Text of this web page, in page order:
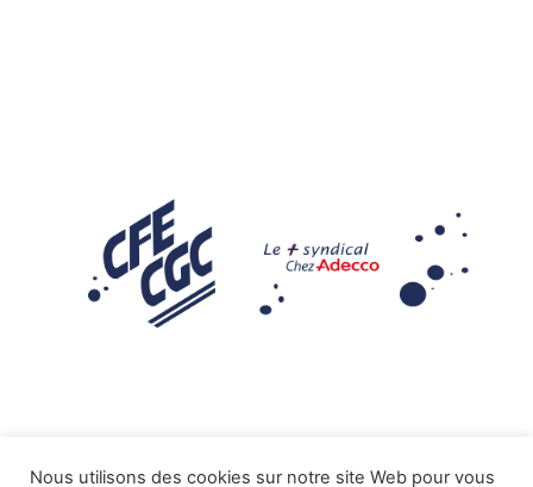
Nous utilisons des cookies sur notre site Web pour vous